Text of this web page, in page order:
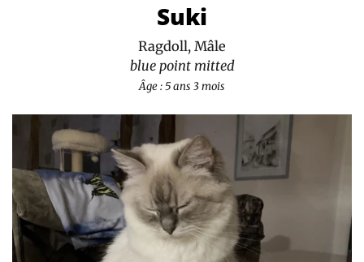
Suki
Ragdoll, Mâle
blue point mitted
Âge : 5 ans 3 mois